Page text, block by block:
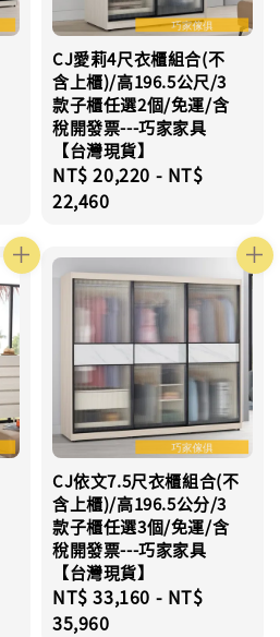
CJ愛莉4尺衣櫃組合(不
含上櫃)/高196.5公尺/3
款子櫃任選2個/免運/含
稅開發票---巧家家具
【台灣現貨】
Regular
price
NT$ 20,220 - NT$
22,460
CJ依文7.5尺衣櫃組合(不
含上櫃)/高196.5公分/3
款子櫃任選3個/免運/含
稅開發票---巧家家具
【台灣現貨】
Regular
price
NT$ 33,160 - NT$
35,960